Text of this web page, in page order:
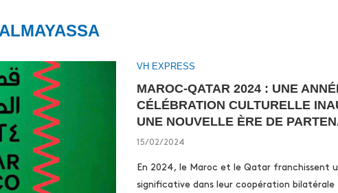
VH EXPRESS
MAROC-QATAR 2024 : UNE
CÉLÉBRATION CULTURELLE
UNE NOUVELLE ÈRE DE
15/02/2024
En 2024, le Maroc et le Qatar franchissent
significative dans leur coopération